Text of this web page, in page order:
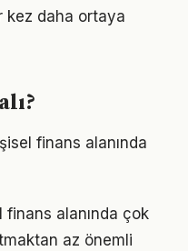
kez daha ortaya
finans alanında
finans alanında çok
az önemli